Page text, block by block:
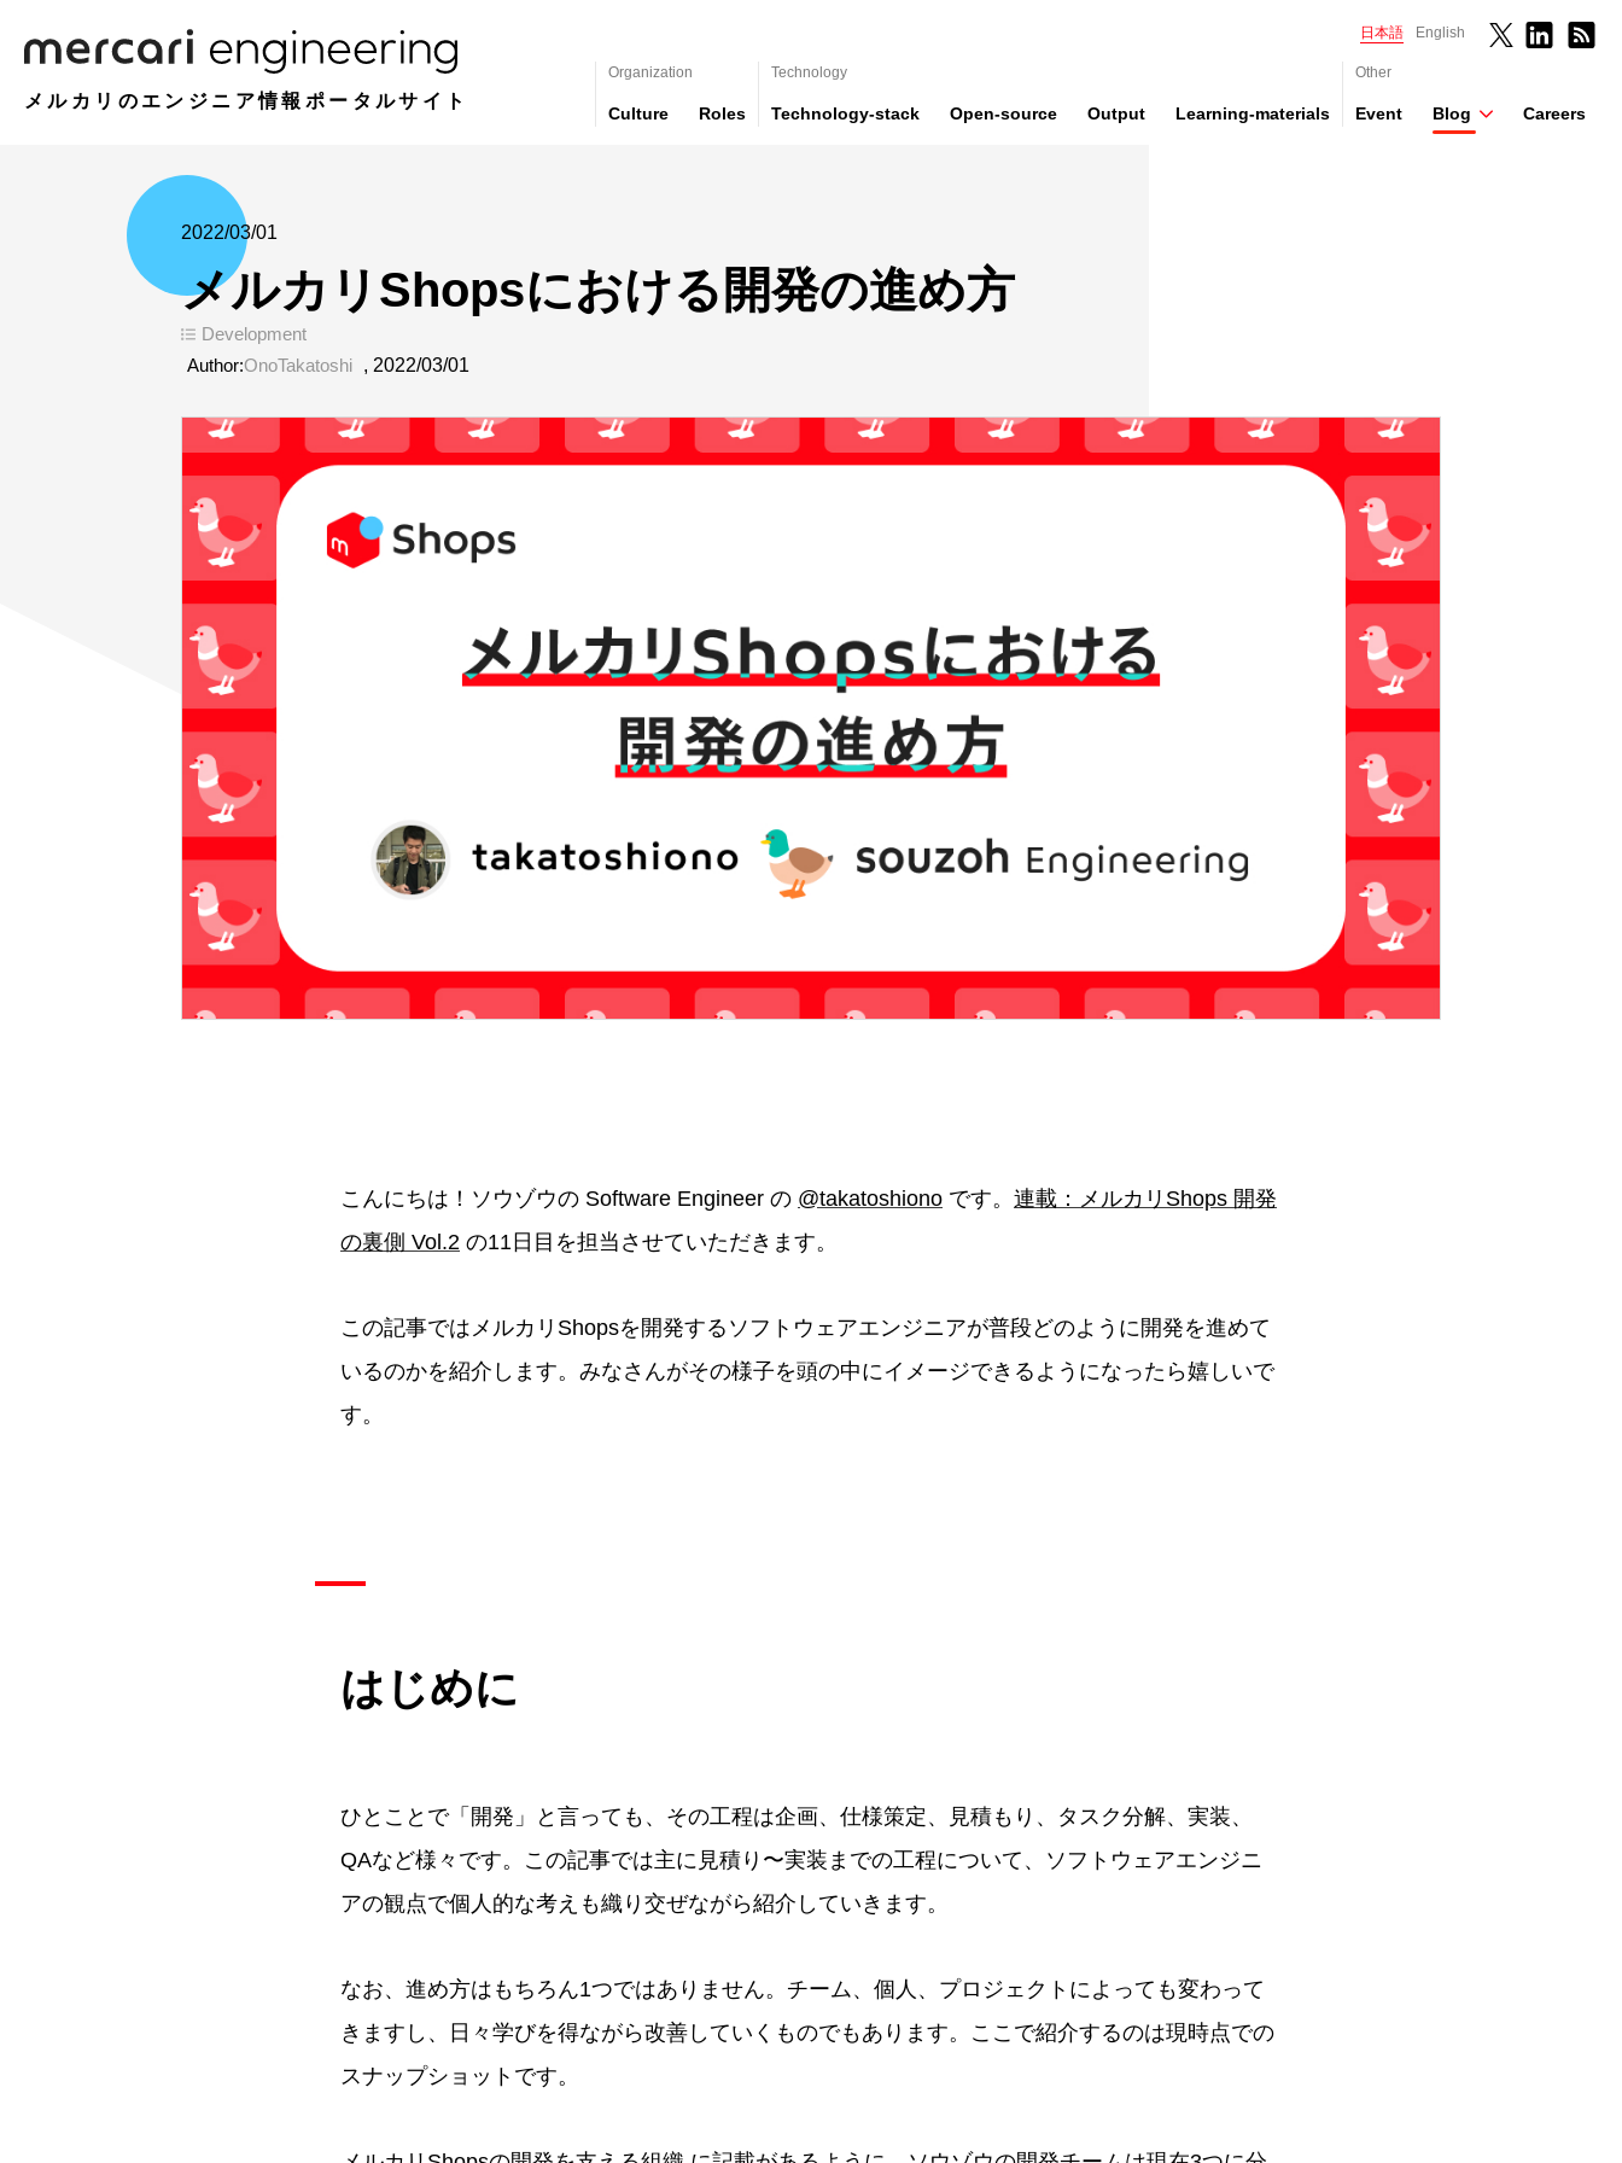
メルカリのエンジニア情報ポータルサイト
日本語 English
Organization
Culture Roles
Technology
Technology-stack Open-source Output Learning-materials
Other
Event Blog Careers
2022/03/01
メルカリShopsにおける開発の進め方
Development
Author:OnoTakatoshi , 2022/03/01
こんにちは！ソウゾウの Software Engineer の @takatoshiono です。 連載：メルカリShops 開発
の裏側 Vol.2 の11日目を担当させていただきます。
この記事ではメルカリShopsを開発するソフトウェアエンジニアが普段どのように開発を進めて
いるのかを紹介します。みなさんがその様子を頭の中にイメージできるようになったら嬉しいで
す。
はじめに
ひとことで「開発」と言っても、その工程は企画、仕様策定、見積もり、タスク分解、実装、
QAなど様々です。この記事では主に見積り〜実装までの工程について、ソフトウェアエンジニ
アの観点で個人的な考えも織り交ぜながら紹介していきます。
なお、進め方はもちろん1つではありません。チーム、個人、プロジェクトによっても変わって
きますし、日々学びを得ながら改善していくものでもあります。ここで紹介するのは現時点での
スナップショットです。